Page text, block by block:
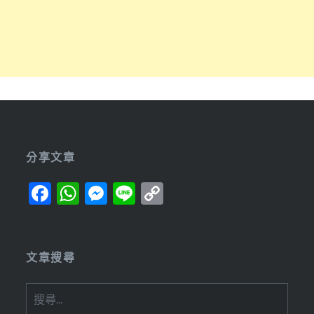
分享文章
Facebook
WhatsApp
Messenger
Line
文章搜尋
尋